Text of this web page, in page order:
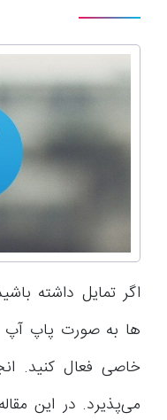
اگر تمایل داشته
ها به صورت پاپ آپ
خاصی فعال کنید.
می‌پذیرد. در این